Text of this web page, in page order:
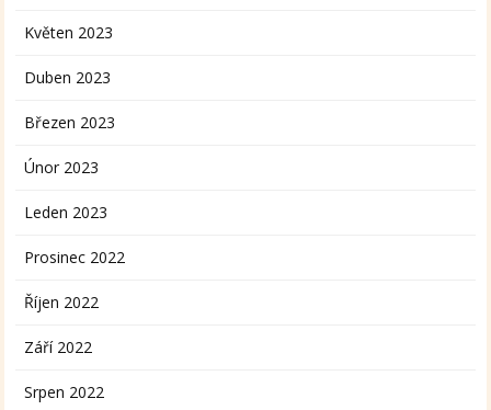
Květen 2023
Duben 2023
Březen 2023
Únor 2023
Leden 2023
Prosinec 2022
Říjen 2022
Září 2022
Srpen 2022